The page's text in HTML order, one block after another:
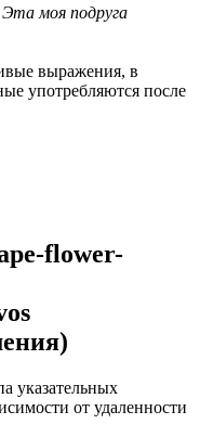
моя подруга
выражения, в
употребляются после
указательных
от удаленности